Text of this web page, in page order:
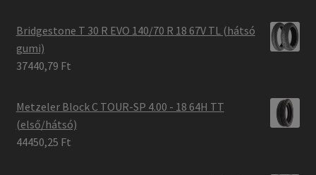
Bridgestone T 30 R EVO 140/70 R 18 67V TL (hátsó
gumi)
37440,79 Ft
Metzeler Block C TOUR-SP 4.00 - 18 64H TT
(első/hátsó)
44450,25 Ft